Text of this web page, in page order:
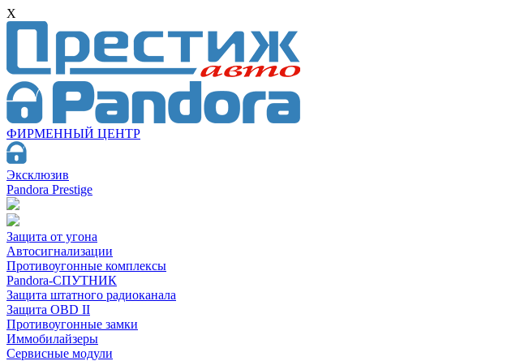
X
ФИРМЕННЫЙ ЦЕНТР
Эксклюзив
Pandora Prestige
Защита от угона
Автосигнализации
Противоугонные комплексы
Pandora-СПУТНИК
Защита штатного радиоканала
Защита OBD II
Противоугонные замки
Иммобилайзеры
Сервисные модули